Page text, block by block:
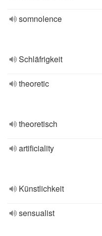
somnolence
Schläfrigkeit
theoretic
theoretisch
artificiality
Künstlichkeit
sensualist